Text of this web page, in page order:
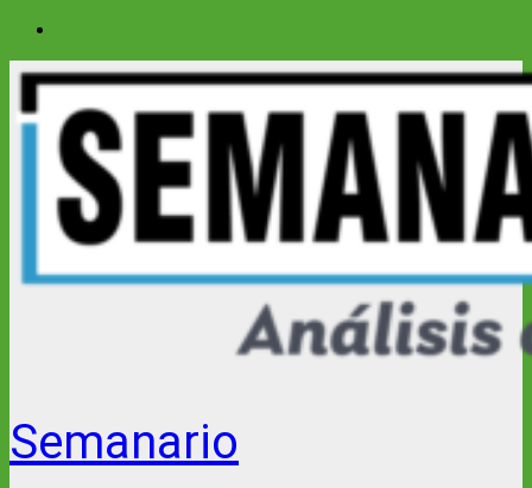
Saltar
contenido
Semanario